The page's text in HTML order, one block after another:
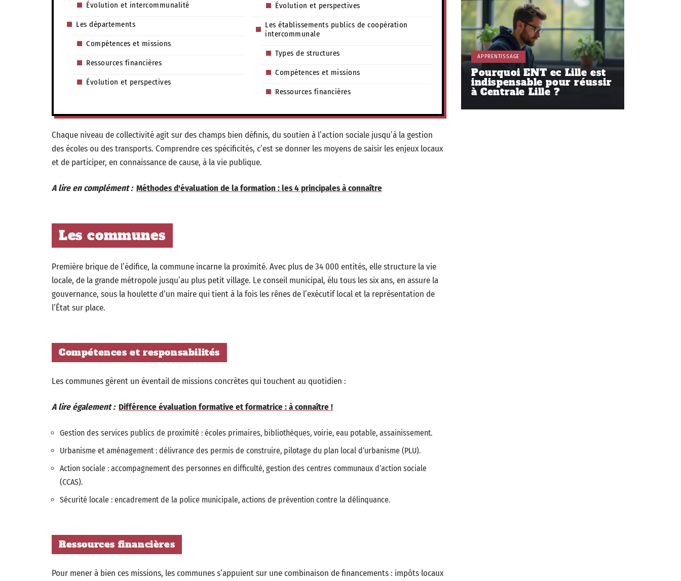
Évolution et intercommunalité
Les départements
Compétences et missions
Ressources financières
Évolution et perspectives
Évolution et perspectives
Les établissements publics de coopération
intercommunale
Types de structures
Compétences et missions
Ressources financières
Chaque niveau de collectivité agit sur des champs bien définis, du soutien à l’action sociale jusqu’à la gestion
des écoles ou des transports. Comprendre ces spécificités, c’est se donner les moyens de saisir les enjeux locaux
et de participer, en connaissance de cause, à la vie publique.
A lire en complément : Méthodes d'évaluation de la formation : les 4 principales à connaître
Les communes
Première brique de l’édifice, la commune incarne la proximité. Avec plus de 34 000 entités, elle structure la vie
locale, de la grande métropole jusqu’au plus petit village. Le conseil municipal, élu tous les six ans, en assure la
gouvernance, sous la houlette d’un maire qui tient à la fois les rênes de l’exécutif local et la représentation de
l’État sur place.
Compétences et responsabilités
Les communes gèrent un éventail de missions concrètes qui touchent au quotidien :
A lire également : Différence évaluation formative et formatrice : à connaître !
Gestion des services publics de proximité : écoles primaires, bibliothèques, voirie, eau potable, assainissement.
Urbanisme et aménagement : délivrance des permis de construire, pilotage du plan local d’urbanisme (PLU).
Action sociale : accompagnement des personnes en difficulté, gestion des centres communaux d’action sociale
(CCAS).
Sécurité locale : encadrement de la police municipale, actions de prévention contre la délinquance.
Ressources financières
Pour mener à bien ces missions, les communes s’appuient sur une combinaison de financements : impôts locaux
APPRENTISSAGE
Pourquoi ENT ec Lille est
indispensable pour réussir
à Centrale Lille ?